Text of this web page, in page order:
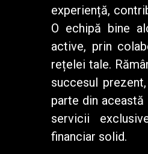
experiență,
O echipă bine
active, prin
rețelei tale.
succesul
parte din
servicii
financiar solid.